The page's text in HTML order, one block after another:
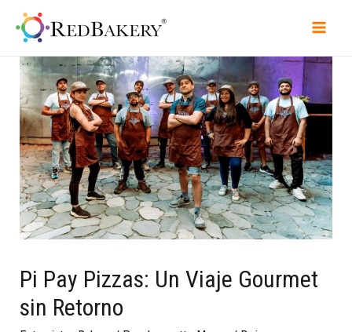
Pi Pay Pizzas: Un Viaje Gourmet
sin Retorno